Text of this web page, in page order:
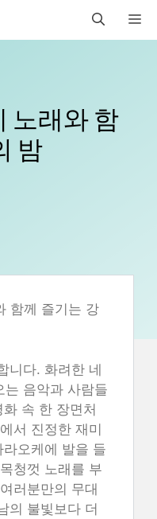
노래와 함
밤
함께 즐기는 강
니다. 화려한 네
는 음악과 사람들
속 한 장면처
서 진정한 재미
오케에 발을 들
청껏 노래를 부
러분만의 무대
의 불빛보다 더